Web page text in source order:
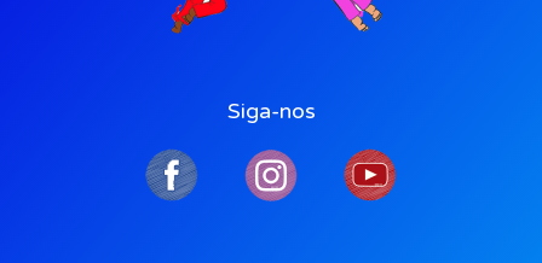
Siga-nos